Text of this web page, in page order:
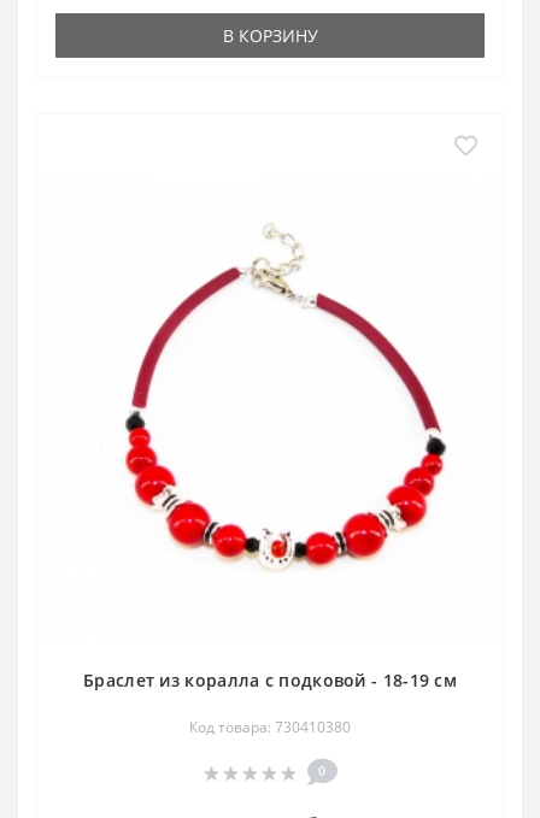
В КОРЗИНУ
Браслет из коралла с подковой - 18-19 см
Код товара: 730410380
0